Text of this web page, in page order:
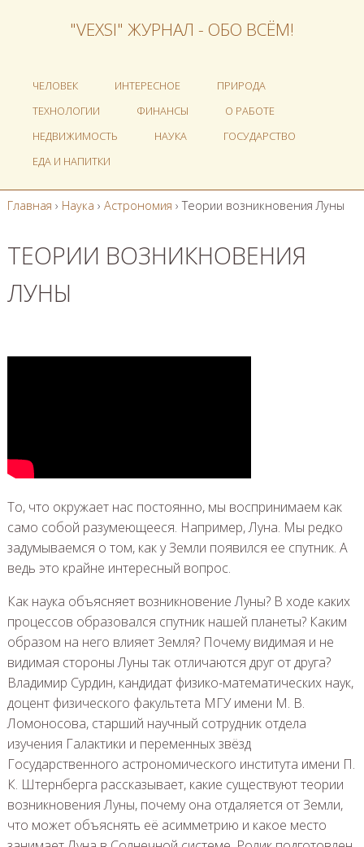
"VEXSI" ЖУРНАЛ - ОБО ВСЁМ!
ЧЕЛОВЕК ИНТЕРЕСНОЕ
ПРИРОДА
ТЕХНОЛОГИИ
ФИНАНСЫ
О РАБОТЕ
НЕДВИЖИМОСТЬ
НАУКА
ГОСУДАРСТВО
ЕДА И НАПИТКИ
Главная › Наука › Астрономия ›Теории возникновения Луны
ТЕОРИИ ВОЗНИКНОВЕНИЯ
ЛУНЫ
То, что окружает нас постоянно, мы воспринимаем как
само собой разумеющееся. Например, Луна. Мы редко
задумываемся о том, как у Земли появился ее спутник. А
ведь это крайне интересный вопрос.
Как наука объясняет возникновение Луны? В ходе каких
процессов образовался спутник нашей планеты? Каким
образом на него влияет Земля? Почему видимая и не
видимая стороны Луны так отличаются друг от друга?
Владимир Сурдин, кандидат физико-математических наук,
доцент физического факультета МГУ имени М. В.
Ломоносова, старший научный сотрудник отдела
изучения Галактики и переменных звёзд
Государственного астрономического института имени П.
К. Штернберга рассказывает, какие существуют теории
возникновения Луны, почему она отдаляется от Земли,
что может объяснять её асимметрию и какое место